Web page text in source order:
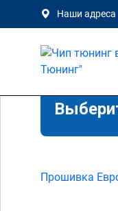
Наши адреса
Прошивка